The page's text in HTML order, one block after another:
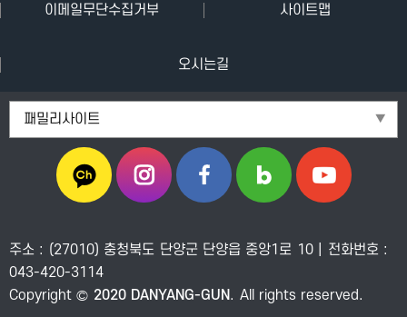
이메일무단수집거부 사이트맵
오시는길
패밀리사이트
군
사
주소 : (27010) 충청북도 단양군 단양읍 중앙1로 10 | 전화번호 :
043-420-3114
Copyright © 2020 DANYANG-GUN. All rights reserved.